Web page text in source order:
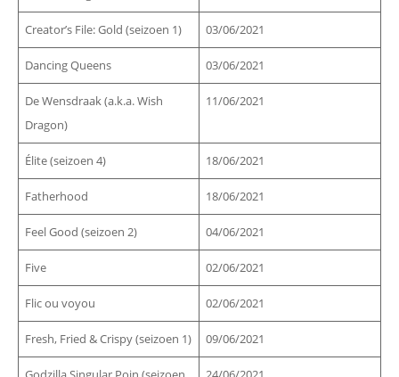
Creator’s File: Gold (seizoen 1) 03/06/2021
Dancing Queens 03/06/2021
De Wensdraak (a.k.a. Wish
Dragon)
11/06/2021
Élite (seizoen 4) 18/06/2021
Fatherhood 18/06/2021
Feel Good (seizoen 2) 04/06/2021
Five 02/06/2021
Flic ou voyou 02/06/2021
Fresh, Fried & Crispy (seizoen 1) 09/06/2021